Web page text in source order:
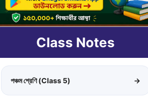
Class Notes
পঞ্চম শ্রেণি (Class 5) →